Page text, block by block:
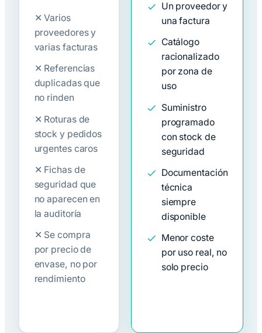
✕ Varios
proveedores y
varias facturas
✕ Referencias
duplicadas que
no rinden
✕ Roturas de
stock y pedidos
urgentes caros
✕ Fichas de
seguridad que
no aparecen en
la auditoría
✕ Se compra
por precio de
envase, no por
rendimiento
Un proveedor y
una factura
Catálogo
racionalizado
por zona de
uso
Suministro
programado
con stock de
seguridad
Documentación
técnica
siempre
disponible
Menor coste
por uso real, no
solo precio